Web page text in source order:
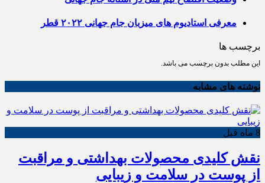
معرفی استادیوم های میزبان جام جهانی ۲۰۲۲ قطر
برچسب ها
این مطلب بدون برچسب می باشد.
نوشته های مشابه
8 ماه قبل
نقش کلیدی محصولات بهداشتی و مراقبت
از پوست در سلامت و زیبایی